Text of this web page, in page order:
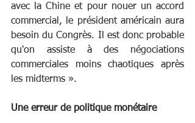
avec la Chine et pour nouer un accord
commercial, le président américain aura
besoin du Congrès. Il est donc probable
qu'on assiste à des négociations
commerciales moins chaotiques après
les midterms ».
Une erreur de politique monétaire